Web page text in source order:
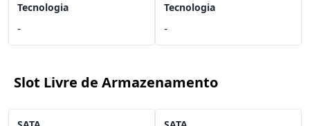
Tecnologia
-
Tecnologia
-
Slot Livre de Armazenamento